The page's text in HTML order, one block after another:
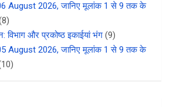
August 2026, जानिए मूलांक 1 से 9 तक के
विभाग और प्रकोष्ठ इकाईयां भंग (9)
August 2026, जानिए मूलांक 1 से 9 तक के